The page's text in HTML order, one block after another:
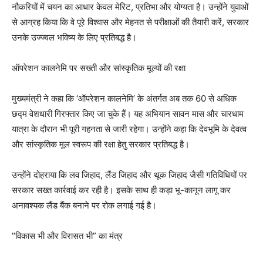
नौकरियों में चयन का आधार केवल मेरिट, प्रतिभा और योग्यता है। उन्होंने युवाओं
से आग्रह किया कि वे पूरे विश्वास और मेहनत से परीक्षाओं की तैयारी करें, सरकार
उनके उज्ज्वल भविष्य के लिए प्रतिबद्ध है।
ऑपरेशन कालनेमि पर सख्ती और सांस्कृतिक मूल्यों की रक्षा
मुख्यमंत्री ने कहा कि ‘ऑपरेशन कालनेमि’ के अंतर्गत अब तक 60 से अधिक
छद्म वेशधारी गिरफ्तार किए जा चुके हैं। यह अभियान सावन मास और चारधाम
यात्रा के दौरान भी पूरी गहनता से जारी रहेगा। उन्होंने कहा कि देवभूमि के देवत्व
और सांस्कृतिक मूल स्वरूप की रक्षा हेतु सरकार प्रतिबद्ध है।
उन्होंने दोहराया कि लव जिहाद, लैंड जिहाद और थूक जिहाद जैसी गतिविधियों पर
सरकार सख्त कार्रवाई कर रही है। इसके साथ ही कड़ा भू-कानून लागू कर
अनावश्यक लैंड बैंक बनाने पर रोक लगाई गई है।
“विकास भी और विरासत भी” का मंत्र